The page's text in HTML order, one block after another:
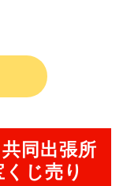
同出張所
じ売り